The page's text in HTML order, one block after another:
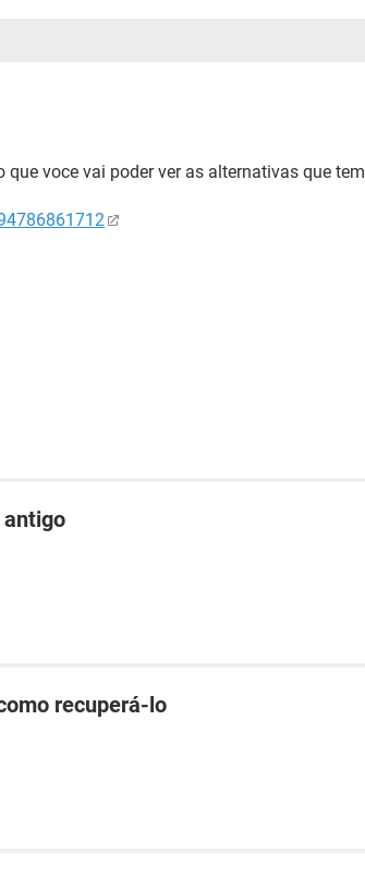
voce vai poder ver as alternativas que tem
antigo
recuperá-lo